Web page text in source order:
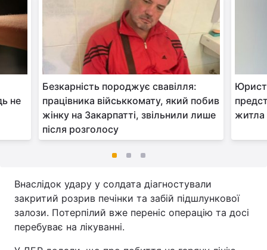
не
Безкарність породжує свавілля:
працівника військкомату, який побив
жінку на Закарпатті, звільнили лише
після розголосу
Юрист
житла
Внаслідок удару у солдата діагностували
закритий розрив печінки та забій підшлункової
залози. Потерпілий вже переніс операцію та досі
перебуває на лікуванні.